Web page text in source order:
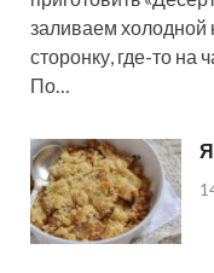
заливаем холодной
сторонку, где-то на
По…